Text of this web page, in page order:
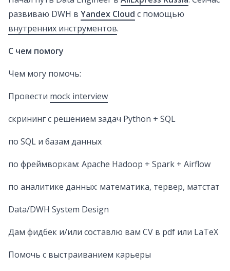
развиваю DWH в Yandex Cloud с помощью
внутренних инструментов.
С чем помогу
Чем могу помочь:
Провести mock interview
скрининг с решением задач Python + SQL
по SQL и базам данных
по фреймворкам: Apache Hadoop + Spark + Airflow
по аналитике данных: математика, тервер, матстат
Data/DWH System Design
Дам фидбек и/или составлю вам CV в pdf или LaTeX
Помочь с выстраиванием карьеры